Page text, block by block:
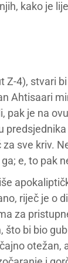
kako je
Z-4), stvari
Ahtisaari
pak je na
sve kriv.
e, to pak
riječ je o
za
što bi bio
otežan,